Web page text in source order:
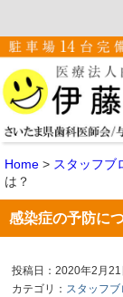
Home > スタッフブ
は？
感染症の予防に
投稿日：2020年2月21
カテゴリ： スタッフブ